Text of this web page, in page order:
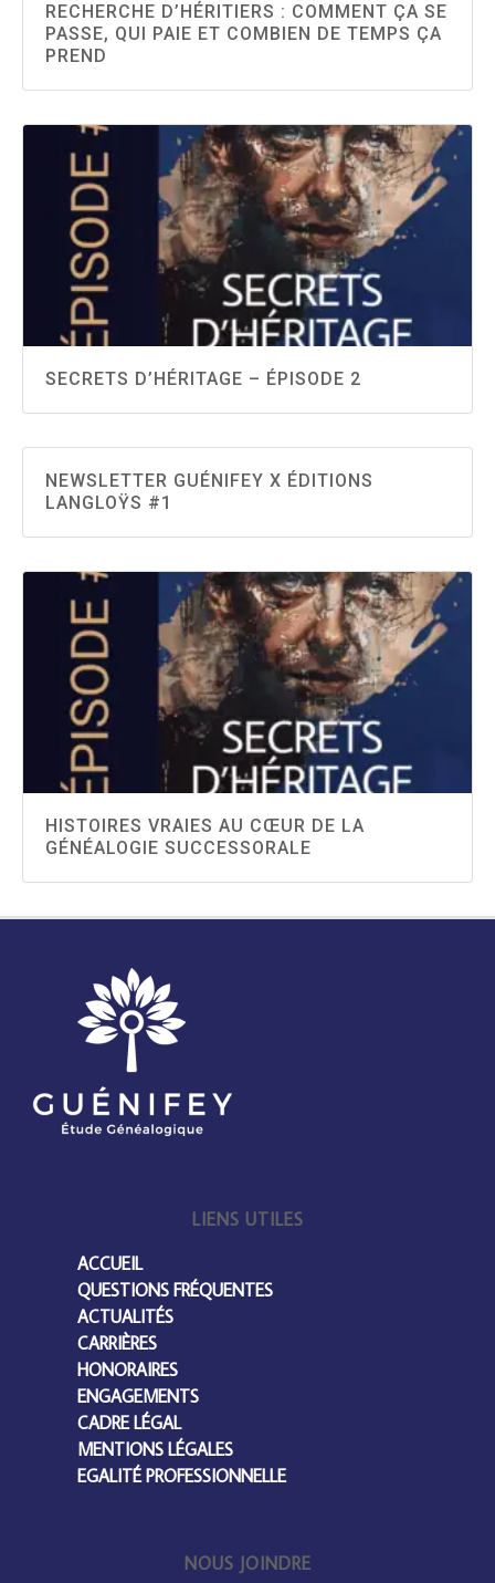
RECHERCHE D’HÉRITIERS : COMMENT ÇA SE
PASSE, QUI PAIE ET COMBIEN DE TEMPS ÇA
PREND
SECRETS D’HÉRITAGE – ÉPISODE 2
NEWSLETTER GUÉNIFEY X ÉDITIONS
LANGLOŸS #1
HISTOIRES VRAIES AU CŒUR DE LA
GÉNÉALOGIE SUCCESSORALE
LIENS UTILES
ACCUEIL
QUESTIONS FRÉQUENTES
ACTUALITÉS
CARRIÈRES
HONORAIRES
ENGAGEMENTS
CADRE LÉGAL
MENTIONS LÉGALES
EGALITÉ PROFESSIONNELLE
NOUS JOINDRE